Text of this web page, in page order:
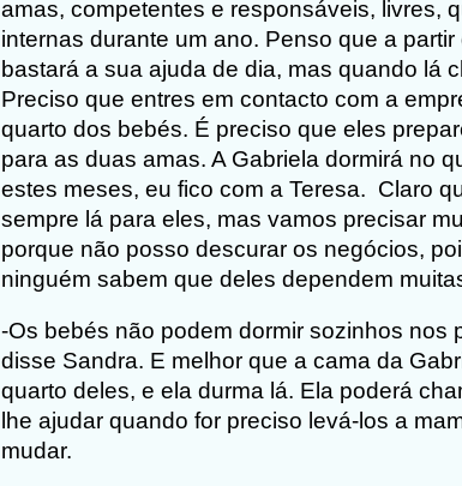
amas, competentes e responsáveis, livres,
internas durante um ano. Penso que a
bastará a sua ajuda de dia, mas quando lá
Preciso que entres em contacto com a
quarto dos bebés. É preciso que eles
para as duas amas. A Gabriela dormirá no
estes meses, eu fico com a Teresa. Claro
sempre lá para eles, mas vamos precisar
porque não posso descurar os negócios,
ninguém sabem que deles dependem
-Os bebés não podem dormir sozinhos nos
disse Sandra. E melhor que a cama da
quarto deles, e ela durma lá. Ela poderá
lhe ajudar quando for preciso levá-los a
mudar.